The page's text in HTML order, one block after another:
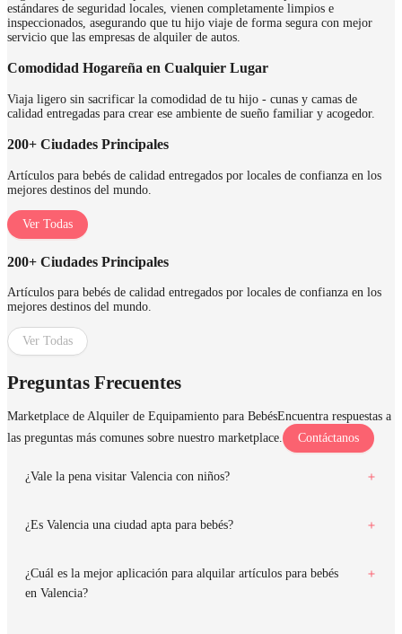
estándares de seguridad locales, vienen completamente limpios e
inspeccionados, asegurando que tu hijo viaje de forma segura con mejor
servicio que las empresas de alquiler de autos.
Comodidad Hogareña en Cualquier Lugar
Viaja ligero sin sacrificar la comodidad de tu hijo - cunas y camas de
calidad entregadas para crear ese ambiente de sueño familiar y acogedor.
200+ Ciudades Principales
Artículos para bebés de calidad entregados por locales de confianza en los
mejores destinos del mundo.
Ver Todas
200+ Ciudades Principales
Artículos para bebés de calidad entregados por locales de confianza en los
mejores destinos del mundo.
Ver Todas
Preguntas Frecuentes
Marketplace de Alquiler de Equipamiento para BebésEncuentra respuestas a
las preguntas más comunes sobre nuestro marketplace.
Contáctanos
¿Vale la pena visitar Valencia con niños?
¿Es Valencia una ciudad apta para bebés?
¿Cuál es la mejor aplicación para alquilar artículos para bebés
en Valencia?